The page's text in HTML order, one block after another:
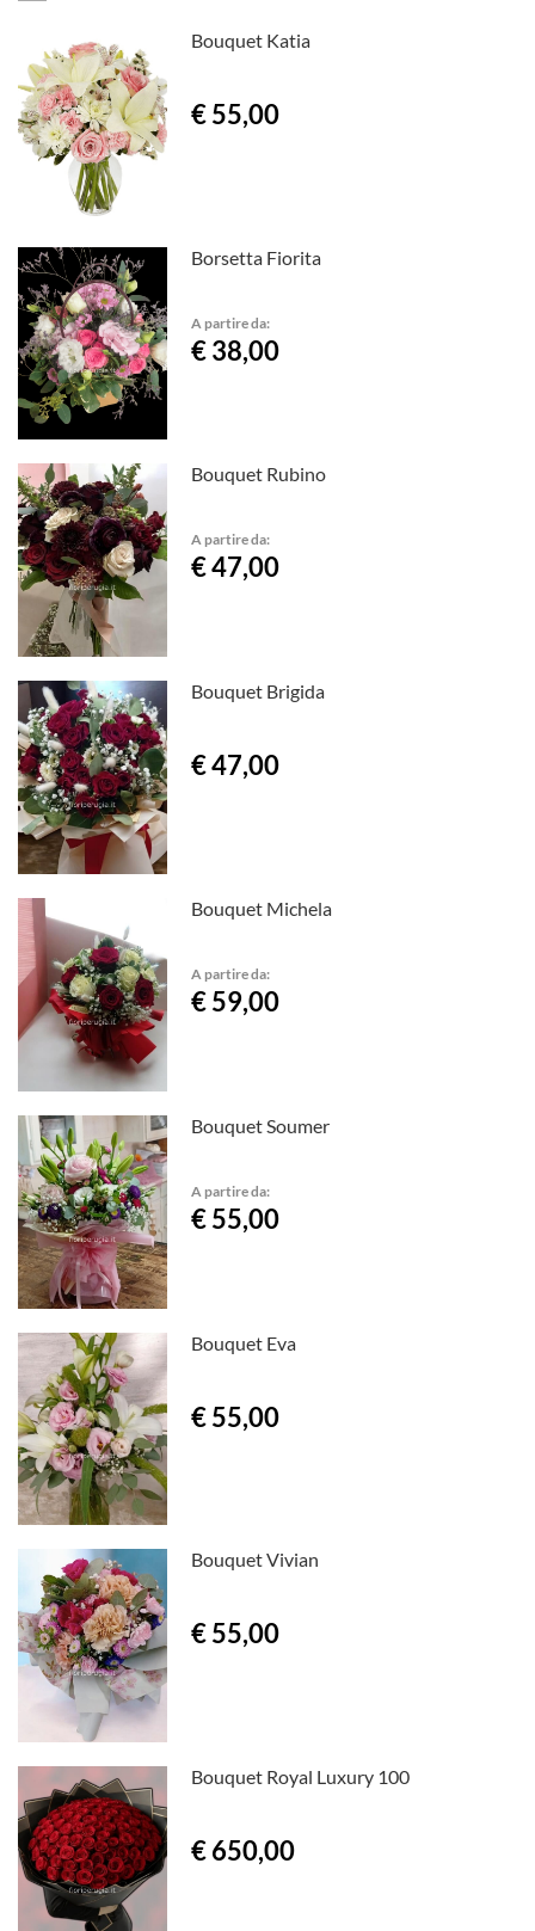
Bouquet Katia
€ 55,00
Borsetta Fiorita
A partire da:
€ 38,00
Bouquet Rubino
A partire da:
€ 47,00
Bouquet Brigida
€ 47,00
Bouquet Michela
A partire da:
€ 59,00
Bouquet Soumer
A partire da:
€ 55,00
Bouquet Eva
€ 55,00
Bouquet Vivian
€ 55,00
Bouquet Royal Luxury 100
€ 650,00